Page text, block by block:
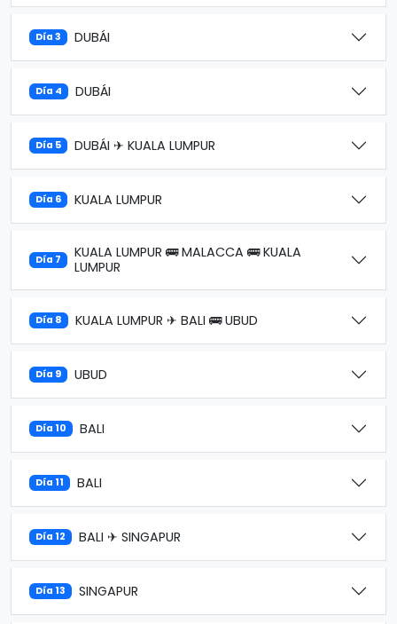
Día 3 DUBÁI
Día 4 DUBÁI
Día 5 DUBÁI ✈ KUALA LUMPUR
Día 6 KUALA LUMPUR
Día 7
KUALA LUMPUR 🚌 MALACCA 🚌 KUALA
LUMPUR
Día 8 KUALA LUMPUR ✈ BALI 🚌 UBUD
Día 9 UBUD
Día 10 BALI
Día 11 BALI
Día 12 BALI ✈ SINGAPUR
Día 13 SINGAPUR